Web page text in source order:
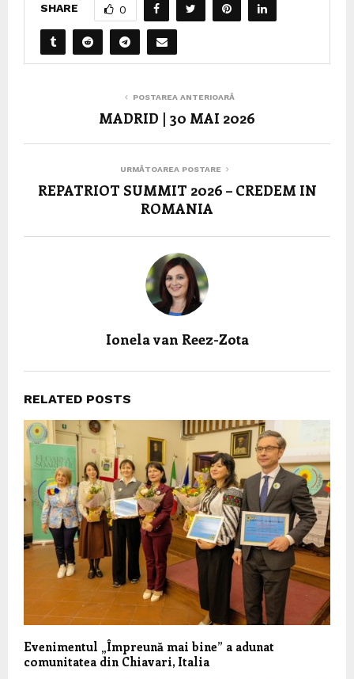
SHARE 0
POSTAREA ANTERIOARĂ
MADRID | 30 MAI 2026
URMĂTOAREA POSTARE
REPATRIOT SUMMIT 2026 – CREDEM IN
ROMANIA
Ionela van Reez-Zota
RELATED POSTS
Evenimentul „Împreună mai bine” a adunat
comunitatea din Chiavari, Italia